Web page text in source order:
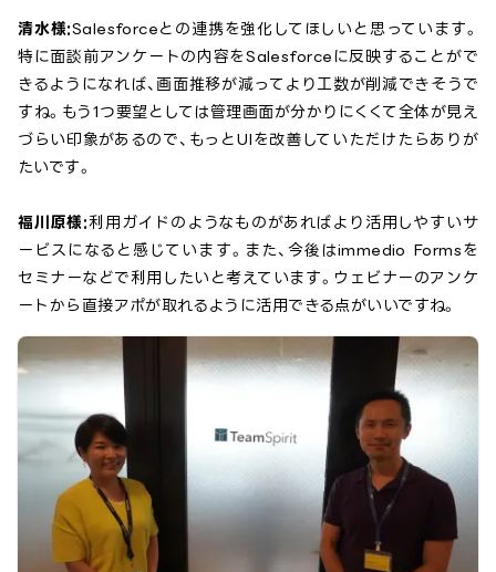
清水様:Salesforceとの連携を強化してほしいと思っています。
特に面談前アンケートの内容をSalesforceに反映することがで
きるようになれば、画面推移が減ってより工数が削減できそうで
すね。もう1つ要望としては管理画面が分かりにくくて全体が見え
づらい印象があるので、もっとUIを改善していただけたらありが
たいです。
福川原様:利用ガイドのようなものがあればより活用しやすいサ
ービスになると感じています。また、今後はimmedio Formsを
セミナーなどで利用したいと考えています。ウェビナーのアンケ
ートから直接アポが取れるように活用できる点がいいですね。